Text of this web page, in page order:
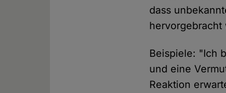
dass
hervorgebracht
Beispiele: "Ich
und eine
Reaktion